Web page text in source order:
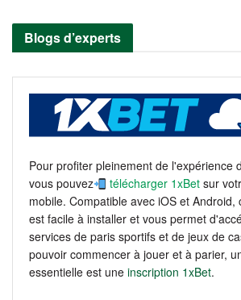
Blogs d’experts
Pour profiter pleinement de l'expérience
vous pouvez
télécharger 1xBet sur
mobile. Compatible avec iOS et Android,
est facile à installer et vous permet
services de paris sportifs et de jeux de
pouvoir commencer à jouer et à parier,
essentielle est une inscription 1xBet.